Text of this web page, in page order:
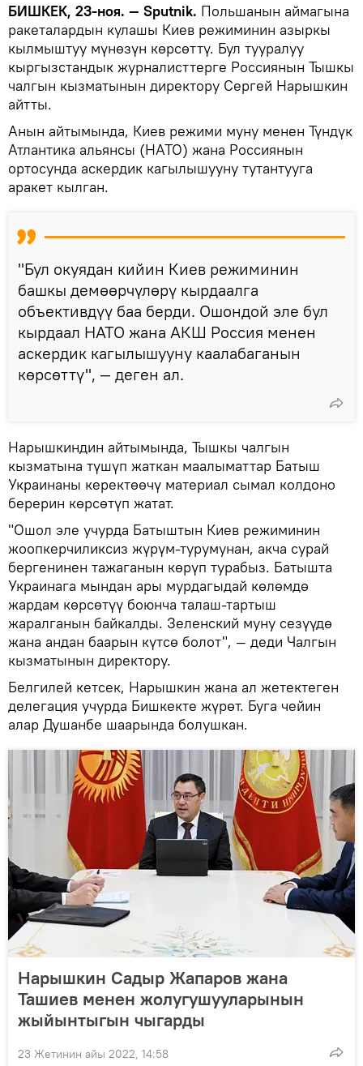
БИШКЕК, 23-ноя. — Sputnik. Польшанын аймагына
ракеталардын кулашы Киев режиминин азыркы
кылмыштуу мүнөзүн көрсөттү. Бул тууралуу
кыргызстандык журналисттерге Россиянын Тышкы
чалгын кызматынын директору Сергей Нарышкин
айтты.
Анын айтымында, Киев режими муну менен Түндүк
Атлантика альянсы (НАТО) жана Россиянын
ортосунда аскердик кагылышууну тутантууга
аракет кылган.
"Бул окуядан кийин Киев режиминин
башкы демөөрчүлөрү кырдаалга
объективдүү баа берди. Ошондой эле бул
кырдаал НАТО жана АКШ Россия менен
аскердик кагылышууну каалабаганын
көрсөттү", — деген ал.
Нарышкиндин айтымында, Тышкы чалгын
кызматына түшүп жаткан маалыматтар Батыш
Украинаны керектөөчү материал сымал колдоно
берерин көрсөтүп жатат.
"Ошол эле учурда Батыштын Киев режиминин
жоопкерчиликсиз жүрүм-турумунан, акча сурай
бергенинен тажаганын көрүп турабыз. Батышта
Украинага мындан ары мурдагыдай көлөмдө
жардам көрсөтүү боюнча талаш-тартыш
жаралганын байкалды. Зеленский муну сезүүдө
жана андан баарын күтсө болот", — деди Чалгын
кызматынын директору.
Белгилей кетсек, Нарышкин жана ал жетектеген
делегация учурда Бишкекте жүрөт. Буга чейин
алар Душанбе шаарында болушкан.
Нарышкин Садыр Жапаров жана
Ташиев менен жолугушууларынын
жыйынтыгын чыгарды
23 Жетинин айы 2022, 14:58